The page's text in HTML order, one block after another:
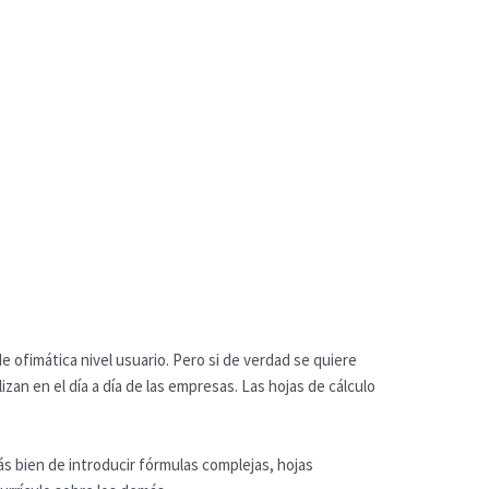
ofimática nivel usuario. Pero si de verdad se quiere
en el día a día de las empresas. Las hojas de cálculo
bien de introducir fórmulas complejas, hojas